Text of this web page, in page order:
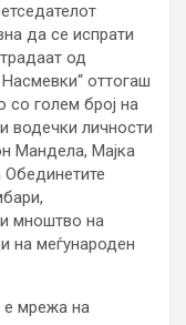
да се испрати
од
оттогаш
голем број на
водечки личности
Мандела, Мајка
Обединетите
мноштво на
на меѓународен
е мрежа на